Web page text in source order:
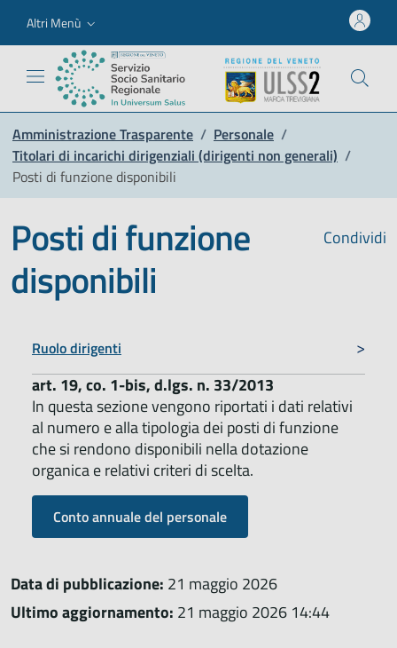
Altri Menù
Amministrazione Trasparente / Personale /
Titolari di incarichi dirigenziali (dirigenti non generali) /
Posti di funzione disponibili
Condividi
Posti di funzione
disponibili
Ruolo dirigenti
art. 19, co. 1-bis, d.lgs. n. 33/2013
In questa sezione vengono riportati i dati relativi
al numero e alla tipologia dei posti di funzione
che si rendono disponibili nella dotazione
organica e relativi criteri di scelta.
Conto annuale del personale
Data di pubblicazione: 21 maggio 2026
Ultimo aggiornamento: 21 maggio 2026 14:44